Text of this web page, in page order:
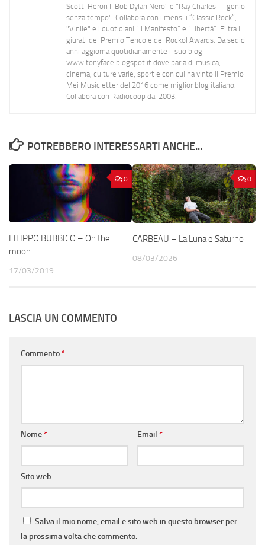
Scott-Heron Il Bob Dylan Nero" e "Ray Charles- Il genio
senza tempo". Collabora con i mensili “Classic Rock”,
"Vinile" e i quotidiani “Il Manifesto” e “Libertà”. E' tra i
giurati del Premio Tenco e del Rockol Awards. Da sedici
anni aggiorna quotidianamente il suo blog
www.tonyface.blogspot.it dove parla di musica,
cinema, culture varie, sport e con cui ha vinto il Premio
Mei Musicletter del 2016 come miglior blog italiano.
Collabora con Radiocoop dal 2003.
POTREBBERO INTERESSARTI ANCHE...
0
FILIPPO BUBBICO – On the
moon
17/03/2019
0
CARBEAU – La Luna e Saturno
08/03/2026
LASCIA UN COMMENTO
Commento*
Nome* Email *
Sito web
Salva il mio nome, email e sito web in questo browser per
la prossima volta che commento.